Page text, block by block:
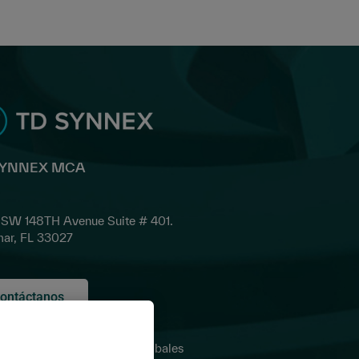
MCA
148TH Avenue Suite # 401.
FL 33027
Sitios globales